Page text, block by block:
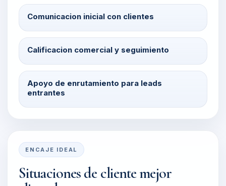
Comunicacion inicial con clientes
Calificacion comercial y seguimiento
Apoyo de enrutamiento para leads
entrantes
ENCAJE IDEAL
Situaciones de cliente mejor